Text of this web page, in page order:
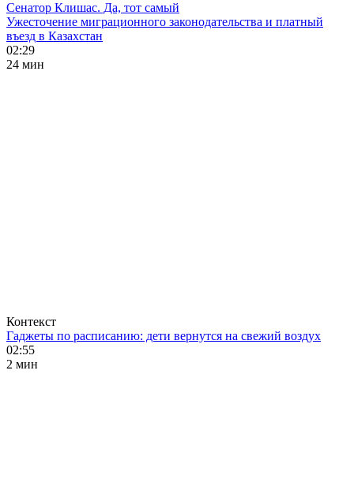
Сенатор Клишас. Да, тот самый
Ужесточение миграционного законодательства и платный
въезд в Казахстан
02:29
24 мин
Контекст
Гаджеты по расписанию: дети вернутся на свежий воздух
02:55
2 мин